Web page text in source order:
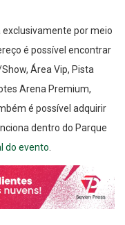
por meio
é possível encontrar
Área Vip, Pista
Arena Premium,
é possível adquirir
dentro do Parque
do evento